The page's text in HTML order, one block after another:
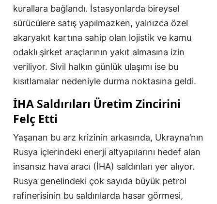
kurallara bağlandı. İstasyonlarda bireysel
sürücülere satış yapılmazken, yalnızca özel
akaryakıt kartına sahip olan lojistik ve kamu
odaklı şirket araçlarının yakıt almasına izin
veriliyor. Sivil halkın günlük ulaşımı ise bu
kısıtlamalar nedeniyle durma noktasına geldi.
İHA Saldırıları Üretim Zincirini
Felç Etti
Yaşanan bu arz krizinin arkasında, Ukrayna’nın
Rusya içlerindeki enerji altyapılarını hedef alan
insansız hava aracı (İHA) saldırıları yer alıyor.
Rusya genelindeki çok sayıda büyük petrol
rafinerisinin bu saldırılarda hasar görmesi,